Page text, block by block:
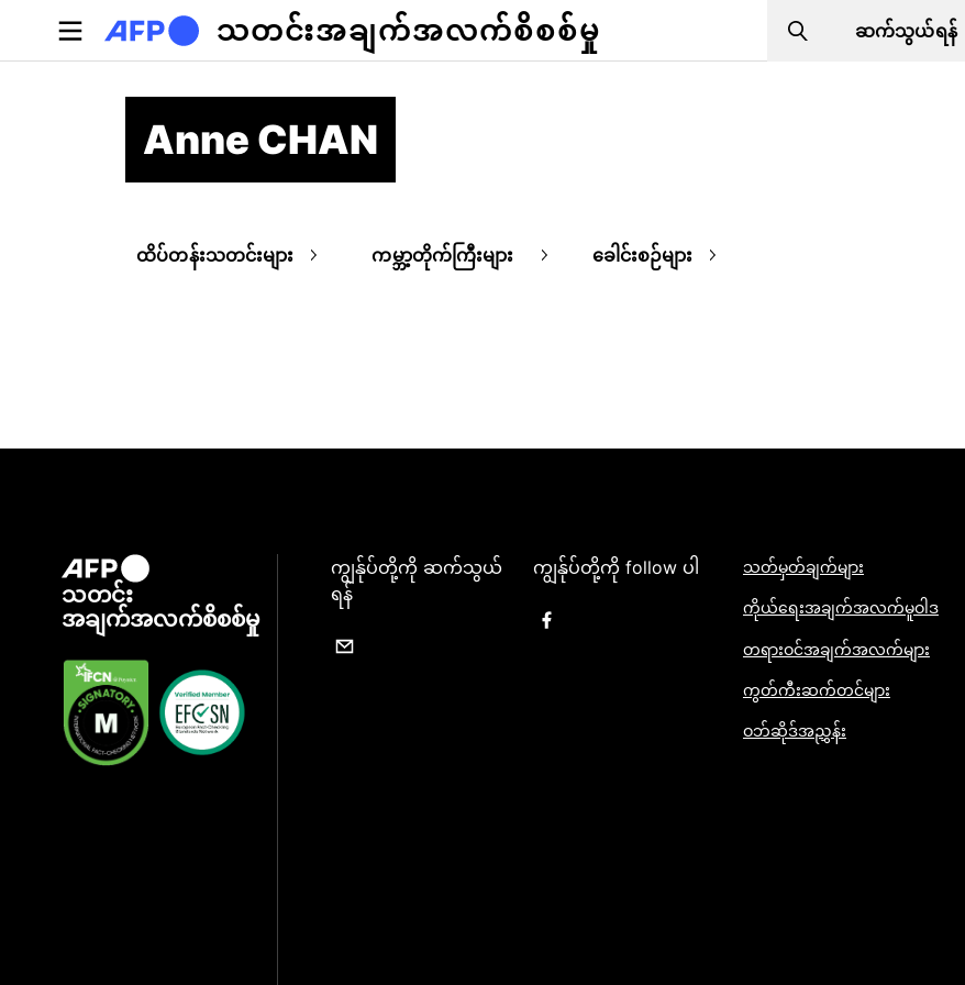
အဓိကအကြောင်းအရာသို့ သွားမည်
သတင်းအချက်အလက်စိစစ်မှု Search
ဆက်သွယ်ရန်
Anne CHAN
ထိပ်တန်းသတင်းများ ကမ္ဘာ့တိုက်ကြီးများ ခေါင်းစဉ်များ
သတင်း
အချက်အလက်စိစစ်မှု
ကျွန်ုပ်တို့ကို ဆက်သွယ်
ရန်
ကျွန်ုပ်တို့ကို follow ပါ သတ်မှတ်ချက်များ
ကိုယ်ရေးအချက်အလက်မူဝါဒ
တရားဝင်အချက်အလက်များ
ကွတ်ကီးဆက်တင်များ
ဝဘ်ဆိုဒ်အညွှန်း